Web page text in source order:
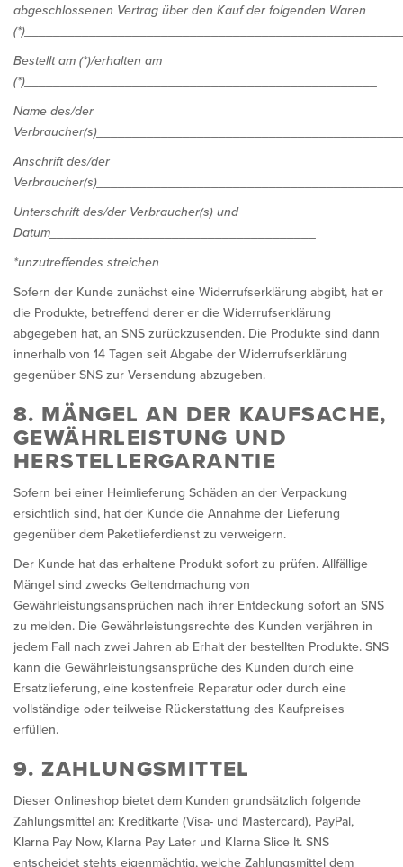
abgeschlossenen Vertrag über den Kauf der folgenden Waren
Bestellt am (*)/erhalten am
(*)_________________________________________________
Name des/der
Anschrift des/der
Unterschrift des/der Verbraucher(s) und
Datum_____________________________________
*unzutreffendes streichen
Sofern der Kunde zunächst eine Widerrufserklärung abgibt, hat er
die Produkte, betreffend derer er die Widerrufserklärung
abgegeben hat, an SNS zurückzusenden. Die Produkte sind dann
innerhalb von 14 Tagen seit Abgabe der Widerrufserklärung
gegenüber SNS zur Versendung abzugeben.
8. MÄNGEL AN DER KAUFSACHE,
GEWÄHRLEISTUNG UND
HERSTELLERGARANTIE
Sofern bei einer Heimlieferung Schäden an der Verpackung
ersichtlich sind, hat der Kunde die Annahme der Lieferung
gegenüber dem Paketlieferdienst zu verweigern.
Der Kunde hat das erhaltene Produkt sofort zu prüfen. Allfällige
Mängel sind zwecks Geltendmachung von
Gewährleistungsansprüchen nach ihrer Entdeckung sofort an SNS
zu melden. Die Gewährleistungsrechte des Kunden verjähren in
jedem Fall nach zwei Jahren ab Erhalt der bestellten Produkte. SNS
kann die Gewährleistungsansprüche des Kunden durch eine
Ersatzlieferung, eine kostenfreie Reparatur oder durch eine
vollständige oder teilweise Rückerstattung des Kaufpreises
erfüllen.
9. ZAHLUNGSMITTEL
Dieser Onlineshop bietet dem Kunden grundsätzlich folgende
Zahlungsmittel an: Kreditkarte (Visa- und Mastercard), PayPal,
Klarna Pay Now, Klarna Pay Later und Klarna Slice It. SNS
entscheidet stehts eigenmächtig, welche Zahlungsmittel dem